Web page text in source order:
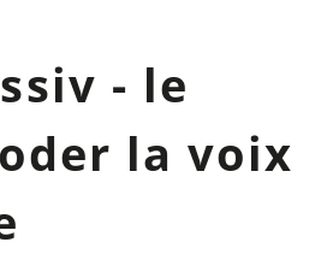
- le
la voix